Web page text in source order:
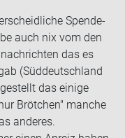
Spen­de­
auch nix vom den
das es
(Süd­deutsch­land
das ei­ni­ge
Bröt­chen" man­che
an­de­res.